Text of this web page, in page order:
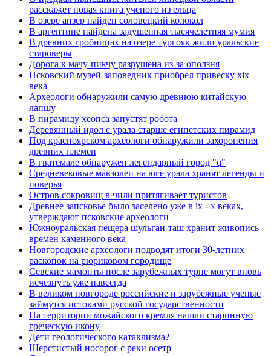
расскажет новая книга ученого из ельца
В озере анзер найден соловецкий колокол
В аргентине найдена задушенная тысячелетняя мумия
В древних гробницах на озере тургояк жили уральские
староверы
Дорога к мачу-пикчу разрушена из-за оползня
Псковский музей-заповедник приобрел привеску xix
века
Археологи обнаружили самую древнюю китайскую
лапшу
В пирамиду хеопса запустят робота
Деревянный идол с урала старше египетских пирамид
Под красноярском археологи обнаружили захоронения
древних племен
В гватемале обнаружен легендарный город "q"
Средневековые мавзолеи на юге урала хранят легенды и
поверья
Остров сокровищ в чили притягивает туристов
Древнее запсковье было заселено уже в ix - x веках,
утверждают псковские археологи
Южноуральская пещера шульган-таш хранит живопись
времен каменного века
Новгородские археологи подводят итоги 30-летних
раскопок на рюриковом городище
Севские мамонты после зарубежных турне могут вновь
исчезнуть уже навсегда
В великом новгороде российские и зарубежные ученые
займутся истоками русской государственности
На территории можайского кремля нашли старинную
греческую икону
Дети геологического катаклизма?
Шерстистый носорог с реки осетр